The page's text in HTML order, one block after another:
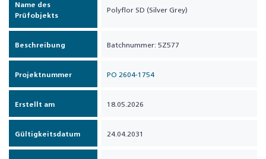
Name des
Prüfobjekts
Polyflor SD (Silver Grey)
Beschreibung Batchnummer: 5Z577
Projektnummer PO 2604-1754
Erstellt am 18.05.2026
Gültigkeitsdatum 24.04.2031